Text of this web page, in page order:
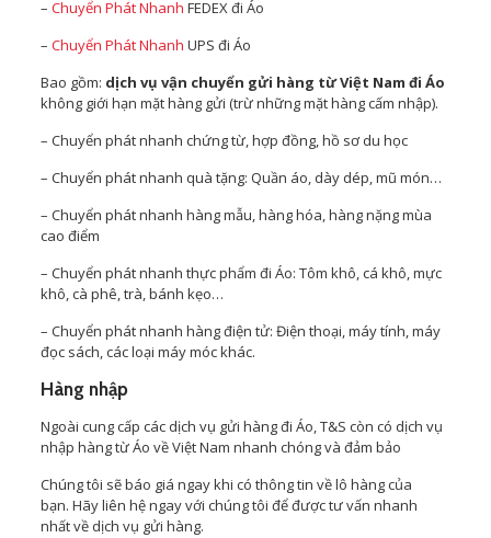
–Chuyển Phát Nhanh FEDEX đi Áo
–Chuyển Phát Nhanh UPS đi Áo
Bao gồm: dịch vụ vận chuyển gửi hàng từ Việt Nam đi Áo
không giới hạn mặt hàng gửi (trừ những mặt hàng cấm nhập).
– Chuyển phát nhanh chứng từ, hợp đồng, hồ sơ du học
– Chuyển phát nhanh quà tặng: Quần áo, dày dép, mũ món…
– Chuyển phát nhanh hàng mẫu, hàng hóa, hàng nặng mùa
cao điểm
– Chuyển phát nhanh thực phẩm đi Áo: Tôm khô, cá khô, mực
khô, cà phê, trà, bánh kẹo…
– Chuyển phát nhanh hàng điện tử: Điện thoại, máy tính, máy
đọc sách, các loại máy móc khác.
Hàng nhập
Ngoài cung cấp các dịch vụ gửi hàng đi Áo, T&S còn có dịch vụ
nhập hàng từ Áo về Việt Nam nhanh chóng và đảm bảo
Chúng tôi sẽ báo giá ngay khi có thông tin về lô hàng của
bạn. Hãy liên hệ ngay với chúng tôi để được tư vấn nhanh
nhất về dịch vụ gửi hàng.